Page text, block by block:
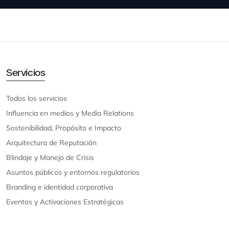
Servicios
Todos los servicios
Influencia en medios y Media Relations
Sostenibilidad, Propósito e Impacto
Arquitectura de Reputación
Blindaje y Manejo de Crisis
Asuntos públicos y entornos regulatorios
Branding e identidad corporativa
Eventos y Activaciones Estratégicas